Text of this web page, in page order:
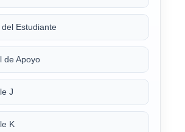
Estudiante
de Apoyo
J
K